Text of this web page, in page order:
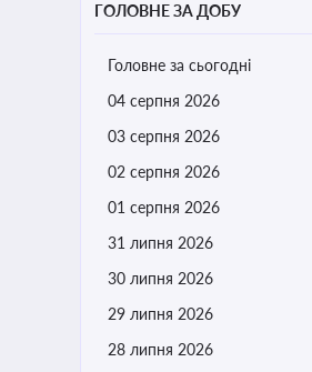
ГОЛОВНЕ ЗА ДОБУ
Головне за сьогодні
04 серпня 2026
03 серпня 2026
02 серпня 2026
01 серпня 2026
31 липня 2026
30 липня 2026
29 липня 2026
28 липня 2026